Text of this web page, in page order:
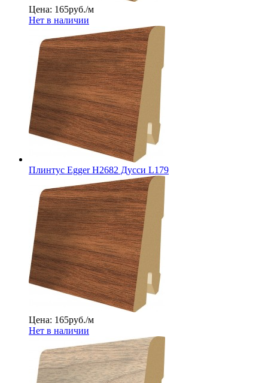
Цена: 165руб./м
Нет в наличии
Плинтус Egger Н2682 Дусси L179
Цена: 165руб./м
Нет в наличии